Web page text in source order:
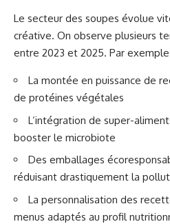
Le secteur des soupes évolue
créative. On observe plusieurs
entre 2023 et 2025. Par exemple
La montée en puissance de
de protéines végétales
L’intégration de super-
booster le microbiote
Des emballages
réduisant drastiquement la
La personnalisation des
menus adaptés au profil